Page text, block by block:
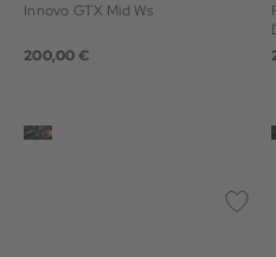
Innovo GTX Mid Ws
200,00 €